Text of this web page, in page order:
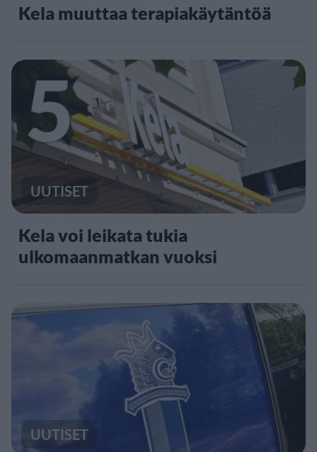
Kela muuttaa terapiakäytäntöä
5
UUTISET
Kela voi leikata tukia
ulkomaanmatkan vuoksi
UUTISET